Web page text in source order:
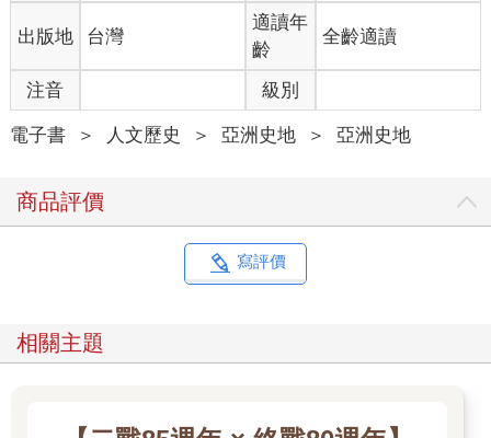
赤裸裸地顯露出獨裁化、法西斯化的末期症狀時，國民身為憲法
守護者，就有義務挺身抵抗，找回憲政秩序。
短暫的慌亂之後，全體國民紛紛出面糾正局勢。市民們真可謂以
光速行動，迅速聚集，包圍了汝矣島國會議事堂、阻擋軍警進
入，國會議員們也不顧自身安危，奔赴國會、通過解除戒嚴的決
手，寫下民主歷史上的偉大功績，成功抵擋了這場戒嚴內亂。就
連被動員執行戒嚴的軍隊與警察都與過往不同，當市民阻擋時，
他們選擇後退，猶豫不前，有時甚至直接無視上級命令，從而避
免了非法的擴散與人命的犧牲。新形成的民、官、軍的泛民主連
緊急戒嚴的執行被定性為內亂罪，國會也提出總統彈劾訴追。雖
質詢，並接受警方、檢方、公搜處（全稱：高階公職者犯罪搜査
出版地 台灣
適讀年
齡
全齡適讀
注音 級別
電子書 ＞ 人文歷史 ＞ 亞洲史地 ＞ 亞洲史地
商品評價
寫評價
相關主題